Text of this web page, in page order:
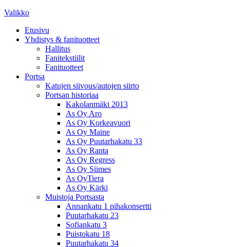
Valikko
Etusivu
Yhdistys & fanituotteet
Hallitus
Fanitekstiilit
Fanituotteet
Portsa
Katujen siivous/autojen siirto
Portsan historiaa
Kakolanmäki 2013
As Oy Aro
As Oy Korkeavuori
As Oy Maine
As Oy Puutarhakatu 33
As Oy Ranta
As Oy Regress
As Oy Siimes
As OyTiera
As Oy Kärki
Muistoja Portsasta
Annankatu 1 pihakonsertti
Puutarhakatu 23
Sofiankatu 3
Puistokatu 18
Puutarhakatu 34